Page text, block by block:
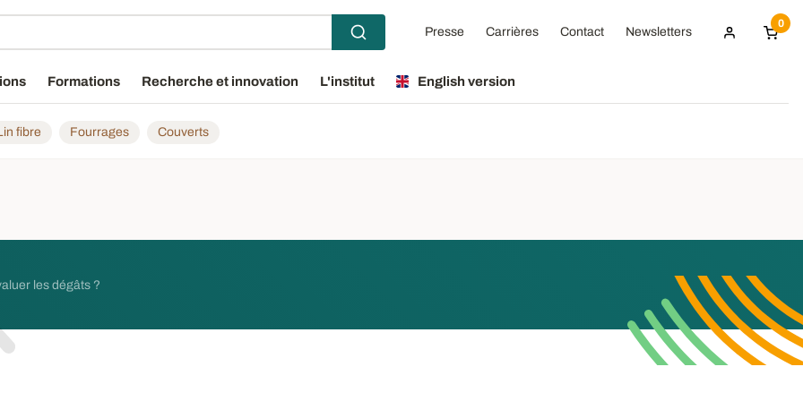
Presse Carrières Contact Newsletters
0
Formations Recherche et innovation L'institut English version
fibre Fourrages Couverts
les dégâts ?